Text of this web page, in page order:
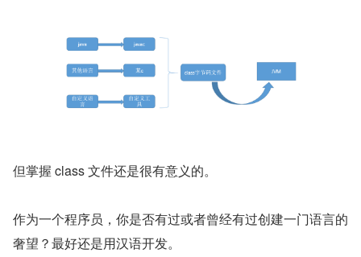
但掌握 class 文件还是很有意义的。
作为一个程序员，你是否有过或者曾经有过创建一门语言的
奢望？最好还是用汉语开发。